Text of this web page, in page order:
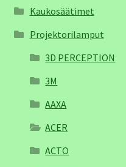
Kaukosäätimet
Projektorilamput
3D PERCEPTION
3M
AAXA
ACER
ACTO